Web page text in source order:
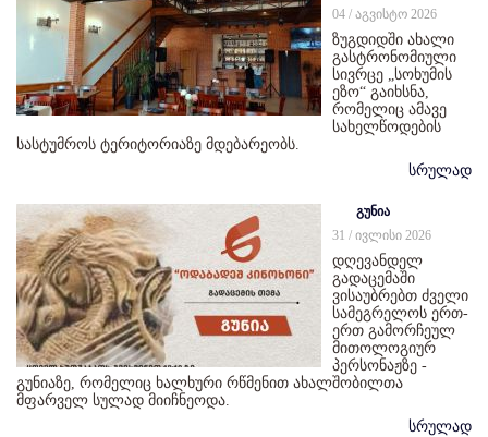
04 / აგვისტო 2026
ზუგდიდში ახალი
გასტრონომიული
სივრცე „სოხუმის
ეზო“ გაიხსნა,
რომელიც ამავე
სახელწოდების
სასტუმროს ტერიტორიაზე მდებარეობს.
სრულად
გუნია
31 / ივლისი 2026
დღევანდელ
გადაცემაში
ვისაუბრებთ ძველი
სამეგრელოს ერთ-
ერთ გამორჩეულ
მითოლოგიურ
პერსონაჟზე -
გუნიაზე, რომელიც ხალხური რწმენით ახალშობილთა
მფარველ სულად მიიჩნეოდა.
სრულად